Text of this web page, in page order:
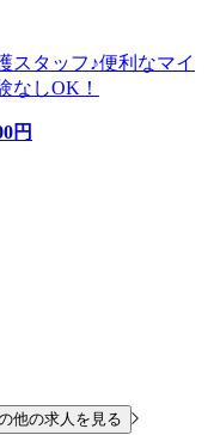
スタッフ♪便利なマイ
しOK！
円
他の求人を見る